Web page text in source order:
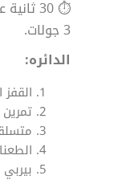
3 جولات.
الدائره:
بيربي